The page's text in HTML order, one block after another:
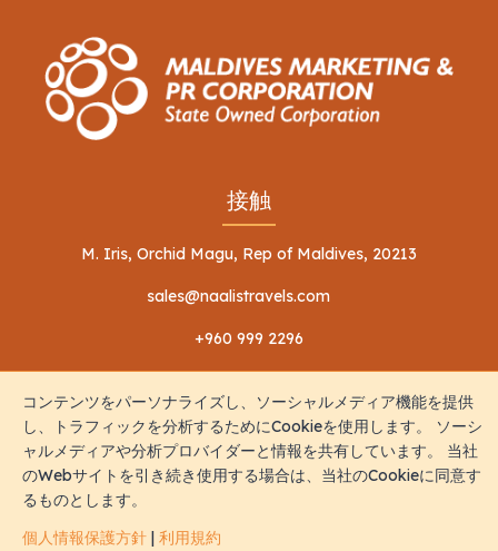
接触
M. Iris, Orchid Magu, Rep of Maldives, 20213
sales@naalistravels.com
+960 999 2296
利用規約 個人情報保護方針
コンテンツをパーソナライズし、ソーシャルメディア機能を提供
し、トラフィックを分析するためにCookieを使用します。 ソーシ
ャルメディアや分析プロバイダーと情報を共有しています。 当社
のWebサイトを引き続き使用する場合は、当社のCookieに同意す
るものとします。
個人情報保護方針 | 利用規約